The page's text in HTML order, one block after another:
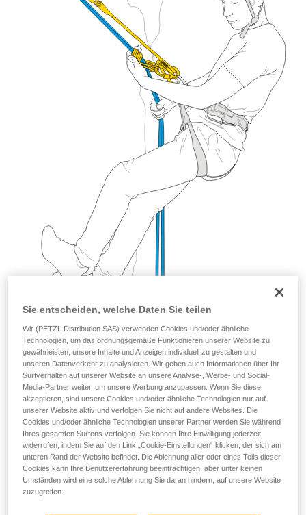
Mit einem GRIGRI
Mit einem GRIGRI ist es nicht möglich, sich an beiden
Seilsträngen von der Abseilstelle abzuseilen. Man muss sich
also an einem einzigen Strang abseilen. Dieser wird mit
einem Knoten am Schließring blockiert und mit einem
Verschlusskarabiner verbunden.
Sie entscheiden, welche Daten Sie teilen
Wir (PETZL Distribution SAS) verwenden Cookies und/oder ähnliche
Technologien, um das ordnungsgemäße Funktionieren unserer Website zu
gewährleisten, unsere Inhalte und Anzeigen individuell zu gestalten und
unseren Datenverkehr zu analysieren. Wir geben auch Informationen über Ihr
Surfverhalten auf unserer Website an unsere Analyse-, Werbe- und Social-
Media-Partner weiter, um unsere Werbung anzupassen. Wenn Sie diese
akzeptieren, sind unsere Cookies und/oder ähnliche Technologien nur auf
unserer Website aktiv und verfolgen Sie nicht auf andere Websites. Die
Cookies und/oder ähnliche Technologien unserer Partner werden Sie während
Ihres gesamten Surfens verfolgen. Sie können Ihre Einwilligung jederzeit
widerrufen, indem Sie auf den Link „Cookie-Einstellungen“ klicken, der sich am
unteren Rand der Website befindet. Die Ablehnung aller oder eines Teils dieser
Cookies kann Ihre Benutzererfahrung beeinträchtigen, aber unter keinen
Umständen wird eine solche Ablehnung Sie daran hindern, auf unsere Website
zuzugreifen.